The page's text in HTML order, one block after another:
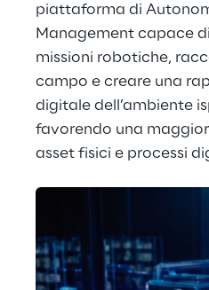
piattaforma di
Management capace
missioni robotiche,
campo e creare una
digitale dell’ambiente
favorendo una
asset fisici e processi